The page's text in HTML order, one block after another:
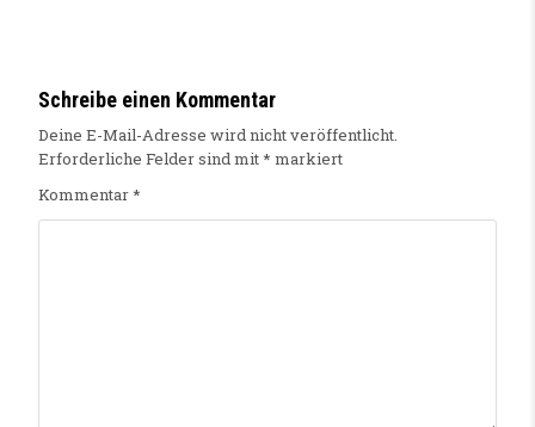
Schreibe einen Kommentar
Deine E-Mail-Adresse wird nicht veröffentlicht.
Erforderliche Felder sind mit* markiert
Kommentar*